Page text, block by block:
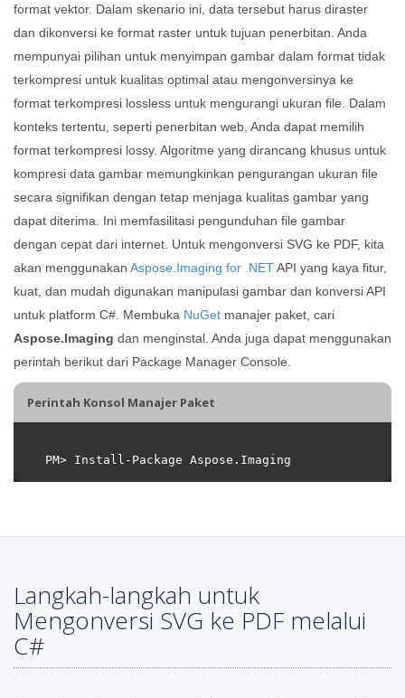
format vektor. Dalam skenario ini, data tersebut harus diraster
dan dikonversi ke format raster untuk tujuan penerbitan. Anda
mempunyai pilihan untuk menyimpan gambar dalam format tidak
terkompresi untuk kualitas optimal atau mengonversinya ke
format terkompresi lossless untuk mengurangi ukuran file. Dalam
konteks tertentu, seperti penerbitan web, Anda dapat memilih
format terkompresi lossy. Algoritme yang dirancang khusus untuk
kompresi data gambar memungkinkan pengurangan ukuran file
secara signifikan dengan tetap menjaga kualitas gambar yang
dapat diterima. Ini memfasilitasi pengunduhan file gambar
dengan cepat dari internet. Untuk mengonversi SVG ke PDF, kita
akan menggunakan Aspose.Imaging for .NETAPI yang kaya fitur,
kuat, dan mudah digunakan manipulasi gambar dan konversi API
untuk platform C#. Membuka NuGet manajer paket, cari
Aspose.Imaging dan menginstal. Anda juga dapat menggunakan
perintah berikut dari Package Manager Console.
Perintah Konsol Manajer Paket
Langkah-langkah untuk
Mengonversi SVG ke PDF melalui
C#